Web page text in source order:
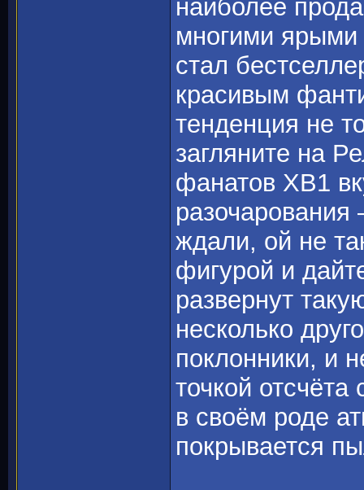
наиболее
многими
стал
красивым
тенденция не
загляните на
фанатов ХВ1
разочарования
ждали, ой не
фигурой и
развернут
несколько
поклонники, и
точкой
в своём роде
покрывается